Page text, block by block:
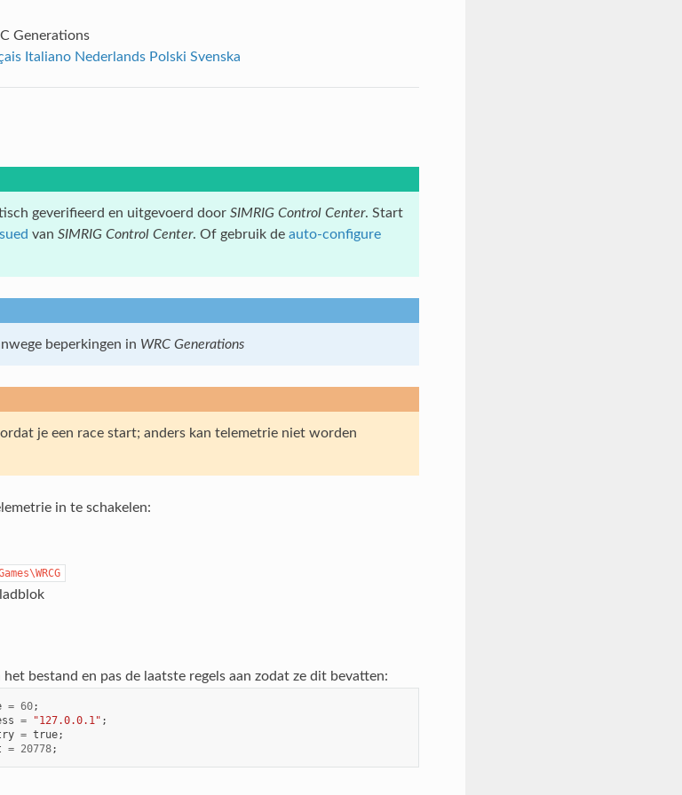
Generations
Italiano Nederlands Polski Svenska
geverifieerd en uitgevoerd door SIMRIG Control Center. Start
van SIMRIG Control Center. Of gebruik de auto-configure
beperkingen in WRC Generations
je een race start; anders kan telemetrie niet worden
in te schakelen:
bestand en pas de laatste regels aan zodat ze dit bevatten:
= 60;
= "127.0.0.1" ;
= true;
= 20778;